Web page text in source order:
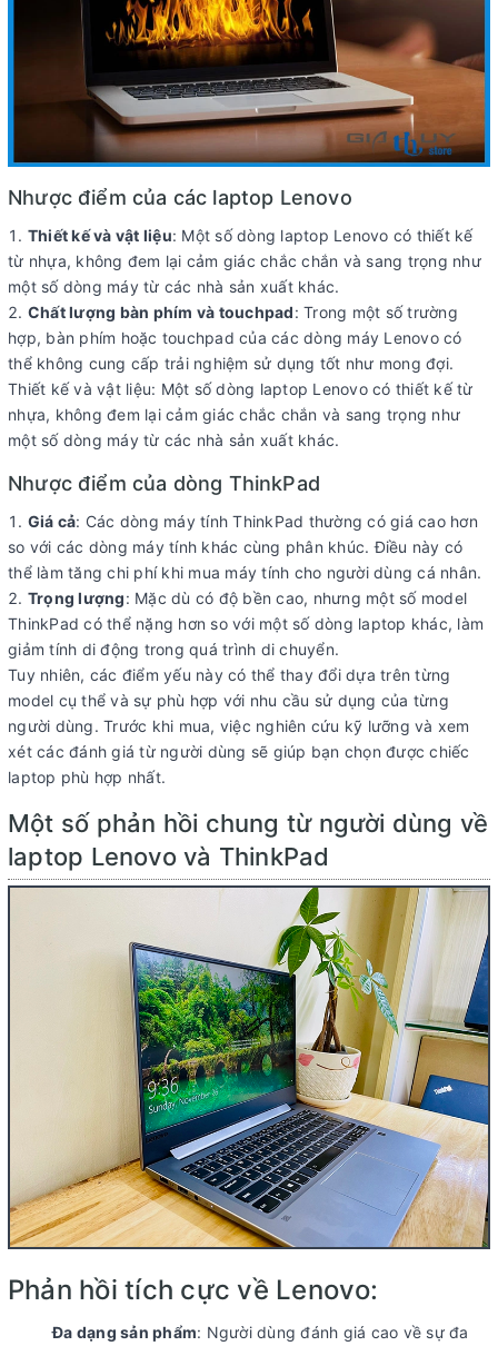
Nhược điểm của các laptop Lenovo
Thiết kế và vật liệu: Một số dòng laptop Lenovo có thiết kế
từ nhựa, không đem lại cảm giác chắc chắn và sang trọng như
một số dòng máy từ các nhà sản xuất khác.
Chất lượng bàn phím và touchpad: Trong một số trường
hợp, bàn phím hoặc touchpad của các dòng máy Lenovo có
thể không cung cấp trải nghiệm sử dụng tốt như mong đợi.
Thiết kế và vật liệu: Một số dòng laptop Lenovo có thiết kế từ
nhựa, không đem lại cảm giác chắc chắn và sang trọng như
một số dòng máy từ các nhà sản xuất khác.
Nhược điểm của dòng ThinkPad
Giá cả: Các dòng máy tính ThinkPad thường có giá cao hơn
so với các dòng máy tính khác cùng phân khúc. Điều này có
thể làm tăng chi phí khi mua máy tính cho người dùng cá nhân.
Trọng lượng: Mặc dù có độ bền cao, nhưng một số model
ThinkPad có thể nặng hơn so với một số dòng laptop khác, làm
giảm tính di động trong quá trình di chuyển.
Tuy nhiên, các điểm yếu này có thể thay đổi dựa trên từng
model cụ thể và sự phù hợp với nhu cầu sử dụng của từng
người dùng. Trước khi mua, việc nghiên cứu kỹ lưỡng và xem
xét các đánh giá từ người dùng sẽ giúp bạn chọn được chiếc
laptop phù hợp nhất.
Một số phản hồi chung từ người dùng về
laptop Lenovo và ThinkPad
Phản hồi tích cực về Lenovo:
Đa dạng sản phẩm: Người dùng đánh giá cao về sự đa